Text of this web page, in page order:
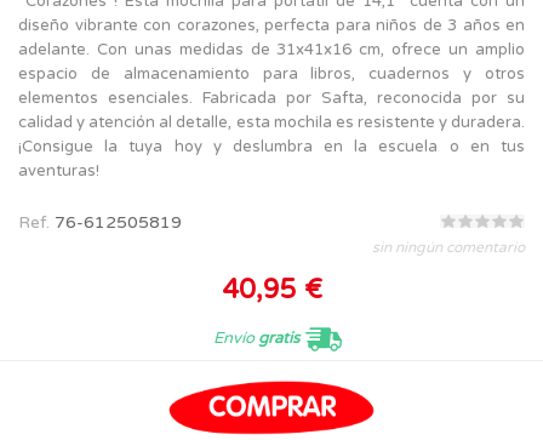
diseño vibrante con corazones, perfecta para niños de 3 años en
adelante. Con unas medidas de 31x41x16 cm, ofrece un amplio
espacio de almacenamiento para libros, cuadernos y otros
elementos esenciales. Fabricada por Safta, reconocida por su
calidad y atención al detalle, esta mochila es resistente y duradera.
¡Consigue la tuya hoy y deslumbra en la escuela o en tus
aventuras!
Ref. 76-612505819
sin ningún comentario
40,95 €
Envíogratis